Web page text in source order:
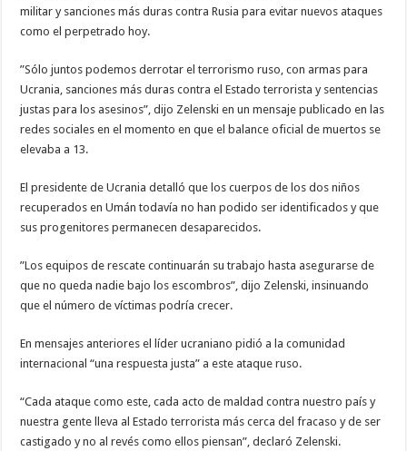
militar y sanciones más duras contra Rusia para evitar nuevos ataques
como el perpetrado hoy.
”Sólo juntos podemos derrotar el terrorismo ruso, con armas para
Ucrania, sanciones más duras contra el Estado terrorista y sentencias
justas para los asesinos”, dijo Zelenski en un mensaje publicado en las
redes sociales en el momento en que el balance oficial de muertos se
elevaba a 13.
El presidente de Ucrania detalló que los cuerpos de los dos niños
recuperados en Umán todavía no han podido ser identificados y que
sus progenitores permanecen desaparecidos.
”Los equipos de rescate continuarán su trabajo hasta asegurarse de
que no queda nadie bajo los escombros”, dijo Zelenski, insinuando
que el número de víctimas podría crecer.
En mensajes anteriores el líder ucraniano pidió a la comunidad
internacional “una respuesta justa” a este ataque ruso.
“Cada ataque como este, cada acto de maldad contra nuestro país y
nuestra gente lleva al Estado terrorista más cerca del fracaso y de ser
castigado y no al revés como ellos piensan”, declaró Zelenski.